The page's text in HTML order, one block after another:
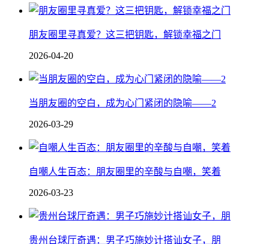
朋友圈里寻真爱？这三把钥匙，解锁幸福之门
2026-04-20
当朋友圈的空白，成为心门紧闭的隐喻——2
2026-03-29
自嘲人生百态：朋友圈里的辛酸与自嘲，笑着
2026-03-23
贵州台球厅奇遇：男子巧施妙计搭讪女子，朋